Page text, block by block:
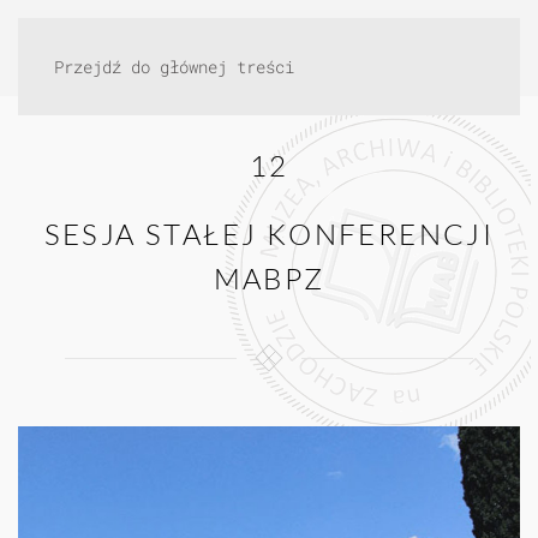
Przejdź do głównej treści
12
SESJA STAŁEJ KONFERENCJI
MABPZ